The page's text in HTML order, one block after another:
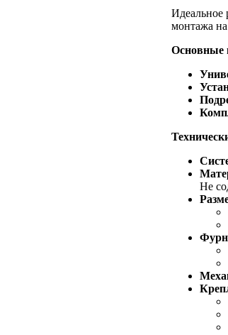
Идеальное
монтажа на
Основные
Не